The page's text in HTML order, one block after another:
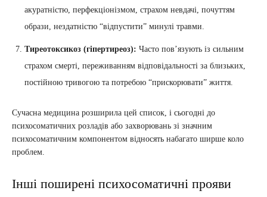
акуратністю, перфекціонізмом, страхом невдачі, почуттям
образи, нездатністю “відпустити” минулі травми.
Тиреотоксикоз (гіпертиреоз): Часто пов’язують із сильним
страхом смерті, переживанням відповідальності за близьких,
постійною тривогою та потребою “прискорювати” життя.
Сучасна медицина розширила цей список, і сьогодні до
психосоматичних розладів або захворювань зі значним
психосоматичним компонентом відносять набагато ширше коло
проблем.
Інші поширені психосоматичні прояви